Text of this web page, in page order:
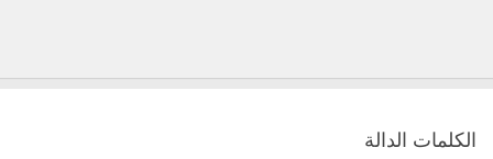
الكلمات الدالة